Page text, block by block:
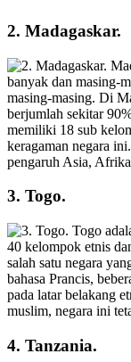
2. Madagaskar.
banyak dan masing-
masing-masing. Di
berjumlah sekitar
memiliki 18 sub
keragaman negara
pengaruh Asia,
3. Togo.
Togo
40 kelompok etnis
salah satu negara
bahasa Prancis,
pada latar belakang
muslim, negara ini
4. Tanzania.